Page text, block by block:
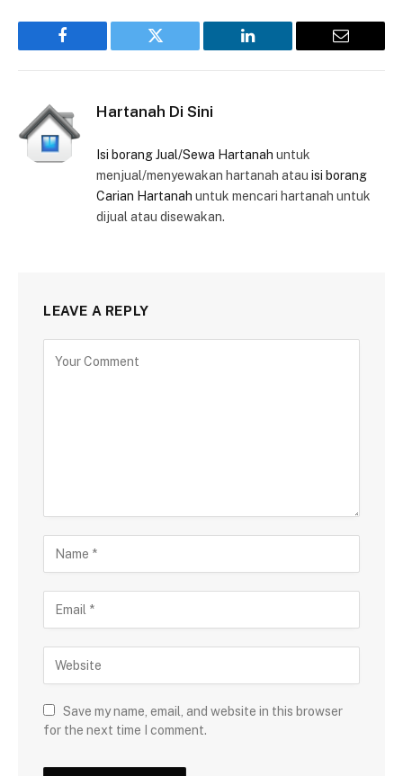
Facebook Twitter LinkedIn Email
Hartanah Di Sini
Isi borang Jual/Sewa Hartanah untuk
menjual/menyewakan hartanah atau isi borang
Carian Hartanah untuk mencari hartanah untuk
dijual atau disewakan.
LEAVE A REPLY
Save my name, email, and website in this browser
for the next time I comment.